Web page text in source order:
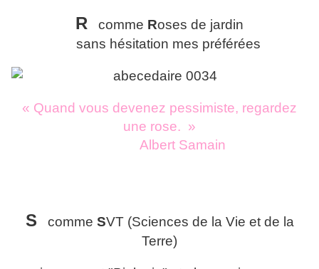
R comme Roses de jardin
sans hésitation mes préférées
« Quand vous devenez pessimiste, regardez
une rose. »
Albert Samain
S comme SVT (Sciences de la Vie et de la
Terre)